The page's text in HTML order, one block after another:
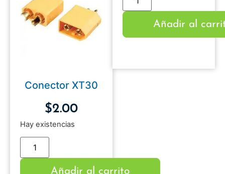
Conector XT30
$2.00
Hay existencias
Añadir al carrito
Añadir al